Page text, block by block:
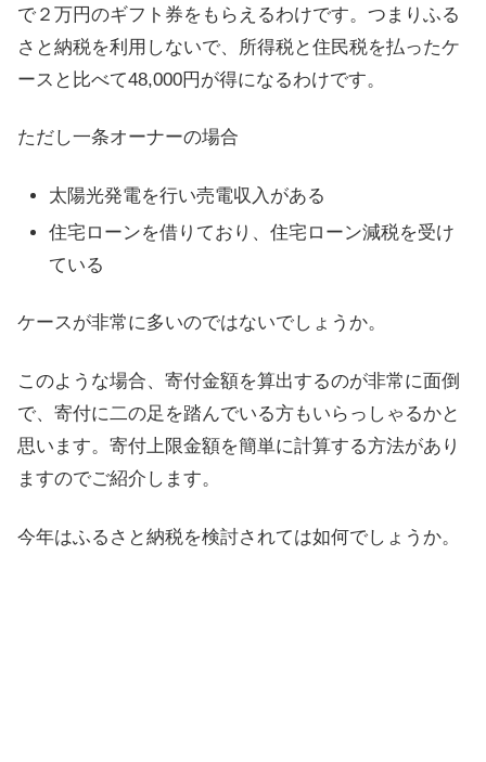
で２万円のギフト券をもらえるわけです。つまりふる
さと納税を利用しないで、所得税と住民税を払ったケ
ースと比べて48,000円が得になるわけです。
ただし一条オーナーの場合
太陽光発電を行い売電収入がある
住宅ローンを借りており、住宅ローン減税を受け
ている
ケースが非常に多いのではないでしょうか。
このような場合、寄付金額を算出するのが非常に面倒
で、寄付に二の足を踏んでいる方もいらっしゃるかと
思います。寄付上限金額を簡単に計算する方法があり
ますのでご紹介します。
今年はふるさと納税を検討されては如何でしょうか。